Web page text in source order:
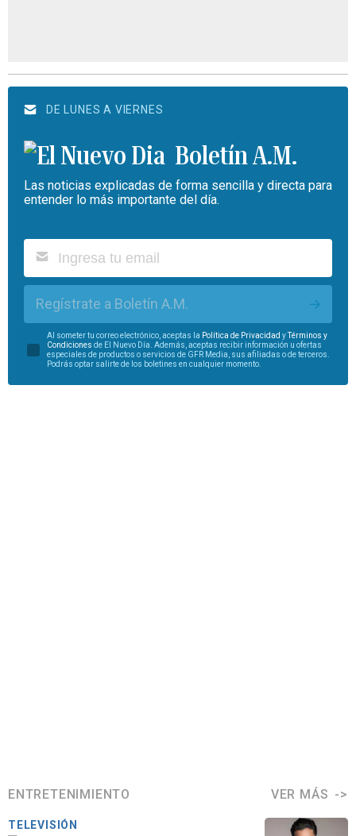
DE LUNES A VIERNES
Boletín A.M.
Las noticias explicadas de forma sencilla y directa para
entender lo más importante del día.
Regístrate a Boletín A.M.
Al someter tu correo electrónico, aceptas la Política de Privacidad yTérminos y
Condiciones de El Nuevo Día. Además, aceptas recibir información u ofertas
especiales de productos o servicios de GFR Media, sus afiliadas o de terceros.
Podrás optar salirte de los boletines en cualquier momento.
ENTRETENIMIENTO VER MÁS
TELEVISIÓN